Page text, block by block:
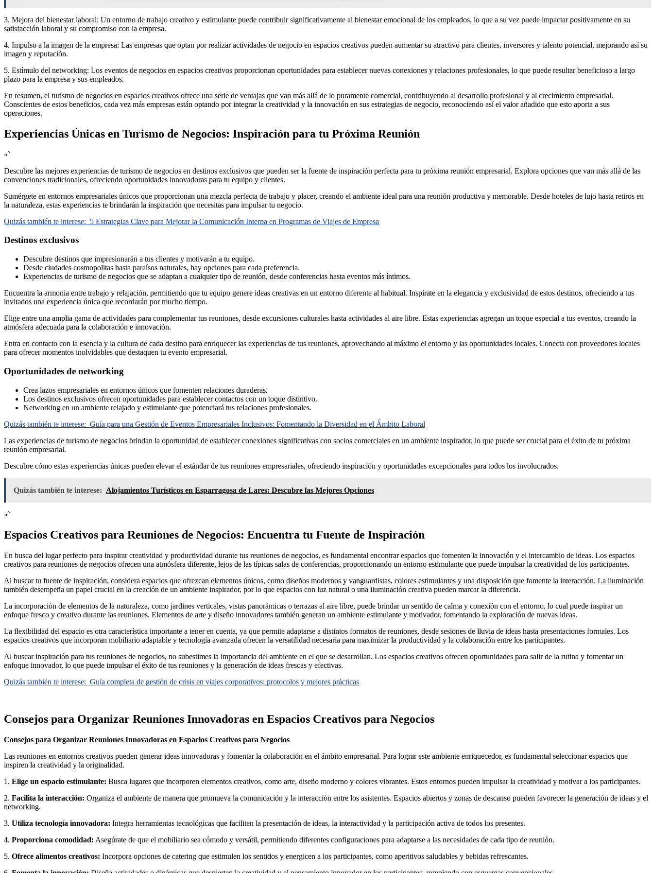
3. Mejora del bienestar laboral: Un entorno de trabajo creativo y estimulante puede contribuir significativamente al bienestar emocional de los empleados, lo que a su vez puede impactar positivamente en su
satisfacción laboral y su compromiso con la empresa.
4. Impulso a la imagen de la empresa: Las empresas que optan por realizar actividades de negocio en espacios creativos pueden aumentar su atractivo para clientes, inversores y talento potencial, mejorando así su
imagen y reputación.
5. Estímulo del networking: Los eventos de negocios en espacios creativos proporcionan oportunidades para establecer nuevas conexiones y relaciones profesionales, lo que puede resultar beneficioso a largo
plazo para la empresa y sus empleados.
En resumen, el turismo de negocios en espacios creativos ofrece una serie de ventajas que van más allá de lo puramente comercial, contribuyendo al desarrollo profesional y al crecimiento empresarial.
Conscientes de estos beneficios, cada vez más empresas están optando por integrar la creatividad y la innovación en sus estrategias de negocio, reconociendo así el valor añadido que esto aporta a sus
operaciones.
Experiencias Únicas en Turismo de Negocios: Inspiración para tu Próxima Reunión
«`
Descubre las mejores experiencias de turismo de negocios en destinos exclusivos que pueden ser la fuente de inspiración perfecta para tu próxima reunión empresarial. Explora opciones que van más allá de las
convenciones tradicionales, ofreciendo oportunidades innovadoras para tu equipo y clientes.
Sumérgete en entornos empresariales únicos que proporcionan una mezcla perfecta de trabajo y placer, creando el ambiente ideal para una reunión productiva y memorable. Desde hoteles de lujo hasta retiros en
la naturaleza, estas experiencias te brindarán la inspiración que necesitas para impulsar tu negocio.
Quizás también te interese: 5 Estrategias Clave para Mejorar la Comunicación Interna en Programas de Viajes de Empresa
Destinos exclusivos
Descubre destinos que impresionarán a tus clientes y motivarán a tu equipo.
Desde ciudades cosmopolitas hasta paraísos naturales, hay opciones para cada preferencia.
Experiencias de turismo de negocios que se adaptan a cualquier tipo de reunión, desde conferencias hasta eventos más íntimos.
Encuentra la armonía entre trabajo y relajación, permitiendo que tu equipo genere ideas creativas en un entorno diferente al habitual. Inspírate en la elegancia y exclusividad de estos destinos, ofreciendo a tus
invitados una experiencia única que recordarán por mucho tiempo.
Elige entre una amplia gama de actividades para complementar tus reuniones, desde excursiones culturales hasta actividades al aire libre. Estas experiencias agregan un toque especial a tus eventos, creando la
atmósfera adecuada para la colaboración e innovación.
Entra en contacto con la esencia y la cultura de cada destino para enriquecer las experiencias de tus reuniones, aprovechando al máximo el entorno y las oportunidades locales. Conecta con proveedores locales
para ofrecer momentos inolvidables que destaquen tu evento empresarial.
Oportunidades de networking
Crea lazos empresariales en entornos únicos que fomenten relaciones duraderas.
Los destinos exclusivos ofrecen oportunidades para establecer contactos con un toque distintivo.
Networking en un ambiente relajado y estimulante que potenciará tus relaciones profesionales.
Quizás también te interese: Guía para una Gestión de Eventos Empresariales Inclusivos: Fomentando la Diversidad en el Ámbito Laboral
Las experiencias de turismo de negocios brindan la oportunidad de establecer conexiones significativas con socios comerciales en un ambiente inspirador, lo que puede ser crucial para el éxito de tu próxima
reunión empresarial.
Descubre cómo estas experiencias únicas pueden elevar el estándar de tus reuniones empresariales, ofreciendo inspiración y oportunidades excepcionales para todos los involucrados.
Quizás también te interese: Alojamientos Turísticos en Esparragosa de Lares: Descubre las Mejores Opciones
«`
Espacios Creativos para Reuniones de Negocios: Encuentra tu Fuente de Inspiración
En busca del lugar perfecto para inspirar creatividad y productividad durante tus reuniones de negocios, es fundamental encontrar espacios que fomenten la innovación y el intercambio de ideas. Los espacios
creativos para reuniones de negocios ofrecen una atmósfera diferente, lejos de las típicas salas de conferencias, proporcionando un entorno estimulante que puede impulsar la creatividad de los participantes.
Al buscar tu fuente de inspiración, considera espacios que ofrezcan elementos únicos, como diseños modernos y vanguardistas, colores estimulantes y una disposición que fomente la interacción. La iluminación
también desempeña un papel crucial en la creación de un ambiente inspirador, por lo que espacios con luz natural o una iluminación creativa pueden marcar la diferencia.
La incorporación de elementos de la naturaleza, como jardines verticales, vistas panorámicas o terrazas al aire libre, puede brindar un sentido de calma y conexión con el entorno, lo cual puede inspirar un
enfoque fresco y creativo durante las reuniones. Elementos de arte y diseño innovadores también generan un ambiente estimulante y motivador, fomentando la exploración de nuevas ideas.
La flexibilidad del espacio es otra característica importante a tener en cuenta, ya que permite adaptarse a distintos formatos de reuniones, desde sesiones de lluvia de ideas hasta presentaciones formales. Los
espacios creativos que incorporan mobiliario adaptable y tecnología avanzada ofrecen la versatilidad necesaria para maximizar la productividad y la colaboración entre los participantes.
Al buscar inspiración para tus reuniones de negocios, no subestimes la importancia del ambiente en el que se desarrollan. Los espacios creativos ofrecen oportunidades para salir de la rutina y fomentar un
enfoque innovador, lo que puede impulsar el éxito de tus reuniones y la generación de ideas frescas y efectivas.
Quizás también te interese: Guía completa de gestión de crisis en viajes corporativos: protocolos y mejores prácticas
Consejos para Organizar Reuniones Innovadoras en Espacios Creativos para Negocios
Consejos para Organizar Reuniones Innovadoras en Espacios Creativos para Negocios
Las reuniones en entornos creativos pueden generar ideas innovadoras y fomentar la colaboración en el ámbito empresarial. Para lograr este ambiente enriquecedor, es fundamental seleccionar espacios que
inspiren la creatividad y la originalidad.
1. Elige un espacio estimulante: Busca lugares que incorporen elementos creativos, como arte, diseño moderno y colores vibrantes. Estos entornos pueden impulsar la creatividad y motivar a los participantes.
2. Facilita la interacción: Organiza el ambiente de manera que promueva la comunicación y la interacción entre los asistentes. Espacios abiertos y zonas de descanso pueden favorecer la generación de ideas y el
networking.
3. Utiliza tecnología innovadora: Integra herramientas tecnológicas que faciliten la presentación de ideas, la interactividad y la participación activa de todos los presentes.
4. Proporciona comodidad: Asegúrate de que el mobiliario sea cómodo y versátil, permitiendo diferentes configuraciones para adaptarse a las necesidades de cada tipo de reunión.
5. Ofrece alimentos creativos: Incorpora opciones de catering que estimulen los sentidos y energicen a los participantes, como aperitivos saludables y bebidas refrescantes.